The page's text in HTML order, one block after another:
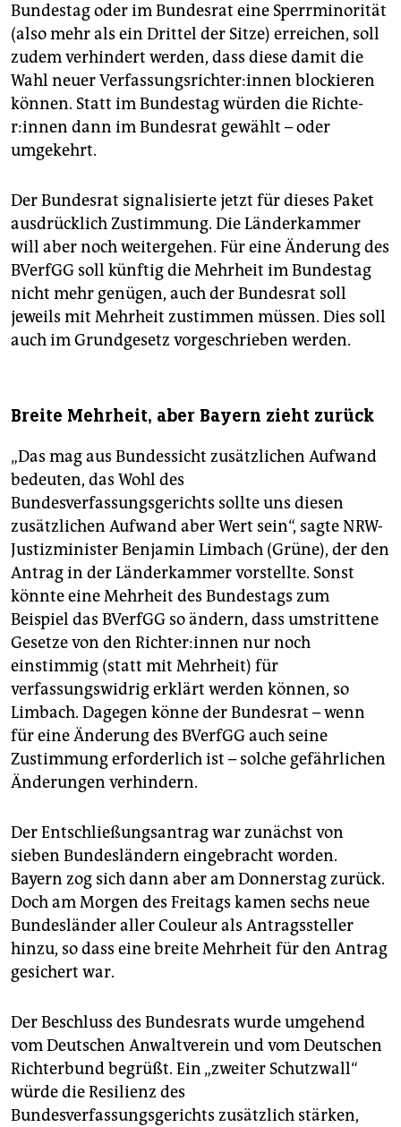
Bundestag oder im Bundesrat eine Sperrminorität
(also mehr als ein Drittel der Sitze) erreichen, soll
zudem verhindert werden, dass diese damit die
Wahl neuer Ver­fas­sungs­rich­te­r:in­nen blockieren
können. Statt im Bundestag würden die Rich­te­
r:in­nen dann im Bundesrat gewählt – oder
umgekehrt.
Der Bundesrat signalisierte jetzt für dieses Paket
ausdrücklich Zustimmung. Die Länderkammer
will aber noch weitergehen. Für eine Änderung des
BVerfGG soll künftig die Mehrheit im Bundestag
nicht mehr genügen, auch der Bundesrat soll
jeweils mit Mehrheit zustimmen müssen. Dies soll
auch im Grundgesetz vorgeschrieben werden.
Breite Mehrheit, aber Bayern zieht zurück
„Das mag aus Bundessicht zusätzlichen Aufwand
bedeuten, das Wohl des
Bundesverfassungsgerichts sollte uns diesen
zusätzlichen Aufwand aber Wert sein“, sagte NRW-
Justizminister Benjamin Limbach (Grüne), der den
Antrag in der Länderkammer vorstellte. Sonst
könnte eine Mehrheit des Bundestags zum
Beispiel das BVerfGG so ändern, dass umstrittene
Gesetze von den Rich­te­r:in­nen nur noch
einstimmig (statt mit Mehrheit) für
verfassungswidrig erklärt werden können, so
Limbach. Dagegen könne der Bundesrat – wenn
für eine Änderung des BVerfGG auch seine
Zustimmung erforderlich ist – solche gefährlichen
Änderungen verhindern.
Der Entschließungsantrag war zunächst von
sieben Bundesländern eingebracht worden.
Bayern zog sich dann aber am Donnerstag zurück.
Doch am Morgen des Freitags kamen sechs neue
Bundesländer aller Couleur als Antragssteller
hinzu, so dass eine breite Mehrheit für den Antrag
gesichert war.
Der Beschluss des Bundesrats wurde umgehend
vom Deutschen Anwaltverein und vom Deutschen
Richterbund begrüßt. Ein „zweiter Schutzwall“
würde die Resilienz des
Bundesverfassungsgerichts zusätzlich stärken,